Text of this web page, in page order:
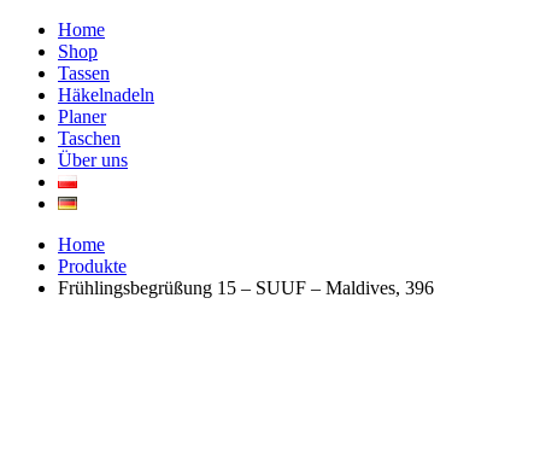
Home
Shop
Tassen
Häkelnadeln
Planer
Taschen
Über uns
Home
Produkte
Frühlingsbegrüßung 15 – SUUF – Maldives, 396